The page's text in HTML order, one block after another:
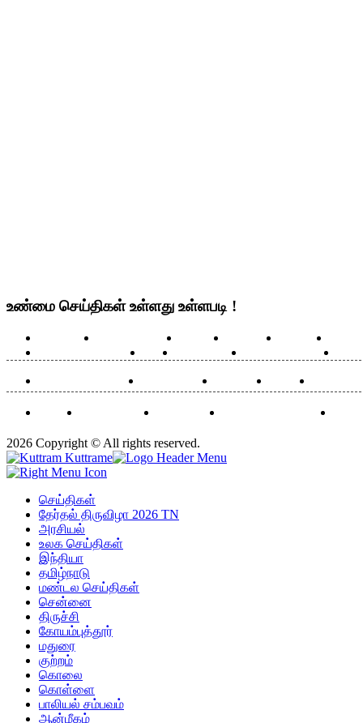
உண்மை செய்திகள் உள்ளது உள்ளபடி !
செய்திகள் உலக செய்திகள் இந்தியா தமிழ்நாடு மண்டலம்
எதிரொலி செய்திகள்
மீம்ஸ் ஆரோக்கியம் சாதனையாளா்கள்
மண்டல செய்திகள் : கோயம்புத்தூர் சென்னை திருச்சி
eBooks Advertise Here Subscription Kuttram Kuttrame TV
2026 Copyright © All rights reserved.
செய்திகள்
தேர்தல் திருவிழா 2026 TN
அரசியல்
உலக செய்திகள்
இந்தியா
தமிழ்நாடு
மண்டல செய்திகள்
சென்னை
திருச்சி
கோயம்புத்தூர்
மதுரை
குற்றம்
கொலை
கொள்ளை
பாலியல் சம்பவம்
ஆன்மீகம்